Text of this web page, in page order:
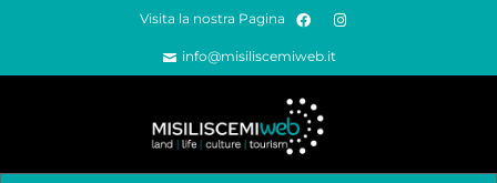
Visita la nostra Pagina
info@misiliscemiweb.it